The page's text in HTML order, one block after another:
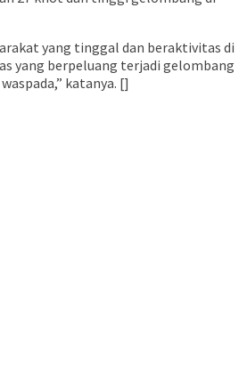
yang tinggal dan beraktivitas di
yang berpeluang terjadi gelombang
katanya. []